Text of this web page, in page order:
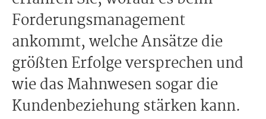
Forderungsmanagement
ankommt, welche Ansätze die
größten Erfolge versprechen und
wie das Mahnwesen sogar die
Kundenbeziehung stärken kann.